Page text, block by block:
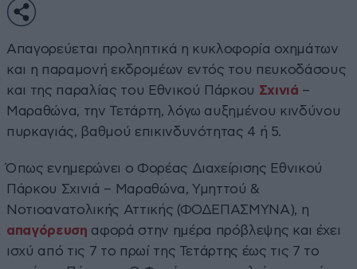
Απαγορεύεται προληπτικά η κυκλοφορία οχημάτων
και η παραμονή εκδρομέων εντός του πευκοδάσους
και της παραλίας του Εθνικού Πάρκου Σχινιά –
Μαραθώνα, την Τετάρτη, λόγω αυξημένου κινδύνου
πυρκαγιάς, βαθμού επικινδυνότητας 4 ή 5.
Όπως ενημερώνει ο Φορέας Διαχείρισης Εθνικού
Πάρκου Σχινιά – Μαραθώνα, Υμηττού &
Νοτιοανατολικής Αττικής (ΦΟΔΕΠΑΣΜΥΝΑ), η
απαγόρευση αφορά στην ημέρα πρόβλεψης και έχει
ισχύ από τις 7 το πρωί της Τετάρτης έως τις 7 το